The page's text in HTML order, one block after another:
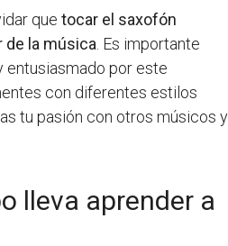
que tocar el saxofón
la música . Es importante
entusiasmado por este
con diferentes estilos
tu pasión con otros músicos y
lleva aprender a